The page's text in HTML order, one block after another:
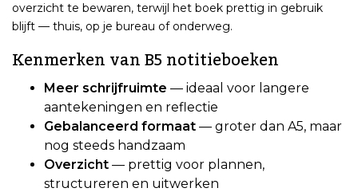
overzicht te bewaren, terwijl het boek prettig in gebruik
blijft — thuis, op je bureau of onderweg.
Kenmerken van B5 notitieboeken
Meer schrijfruimte — ideaal voor langere
aantekeningen en reflectie
Gebalanceerd formaat — groter dan A5, maar
nog steeds handzaam
Overzicht — prettig voor plannen,
structureren en uitwerken